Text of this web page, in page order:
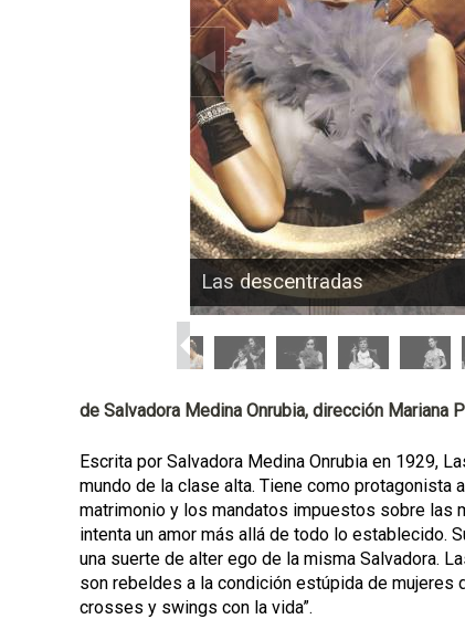
Las descentradas
de Salvadora Medina Onrubia, dirección Mariana
Escrita por Salvadora Medina Onrubia en 1929,
mundo de la clase alta. Tiene como protagonista
matrimonio y los mandatos impuestos sobre las
intenta un amor más allá de todo lo establecido.
una suerte de alter ego de la misma Salvadora.
son rebeldes a la condición estúpida de mujeres
crosses y swings con la vida”.